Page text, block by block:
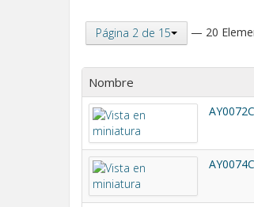
Página 2 de 15 — 20
Nombre